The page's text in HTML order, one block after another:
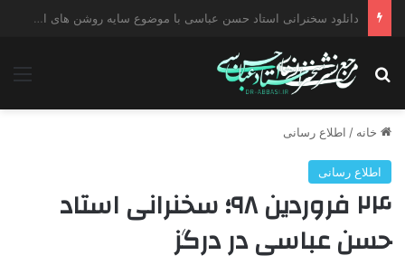
دانلود سخنرانی استاد حسن عباسی با موضوع چهار انتخاب ۱۴۰۰
جستجو برای
خانه / اطلاع رسانی
اطلاع رسانی
۲۴ فروردین ۹۸؛ سخنرانی استاد
حسن عباسی در درگز